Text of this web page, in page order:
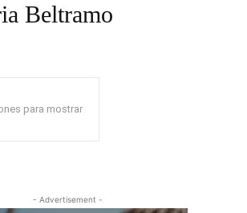
Beltramo
para mostrar
- Advertisement -